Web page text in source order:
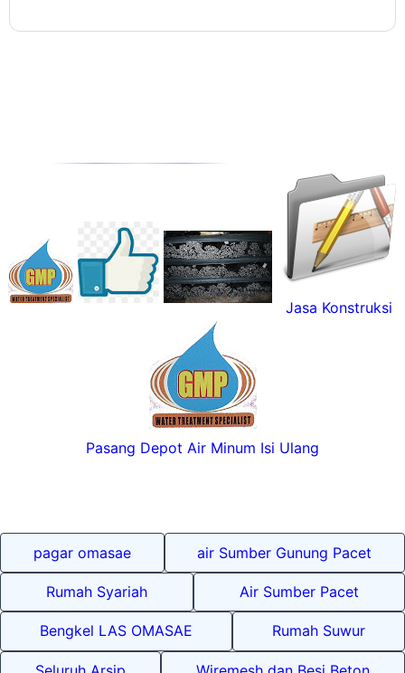
Jasa Konstruksi
Pasang Depot Air Minum Isi Ulang
Rumah Syariah Air Sumber Pacet
Bengkel LAS OMASAE Rumah Suwur